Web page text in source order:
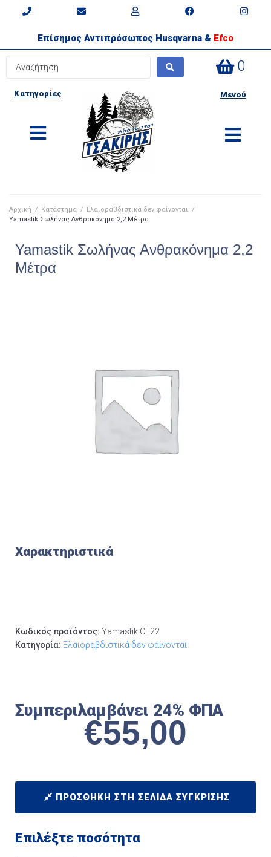
Επίσημος Αντιπρόσωπος Husqvarna & Efco
0
Κατηγορίες Μενού
Αρχική / Κατάστημα / Ελαιοραβδιστικά δεν φαίνονται /
Yamastik Σωλήνας Ανθρακόνημα 2,2 Μέτρα
Yamastik Σωλήνας Ανθρακόνημα 2,2
Μέτρα
Χαρακτηριστικά
Κωδικός προϊόντος: Yamastik CF22
Κατηγορία: Ελαιοραβδιστικά δεν φαίνονται
Συμπεριλαμβάνει 24% ΦΠΑ
€55,00
ΠΡΟΣΘΉΚΗ ΣΤΗ ΣΕΛΊΔΑ ΣΎΓΚΡΙΣΗΣ
Επιλέξτε ποσότητα